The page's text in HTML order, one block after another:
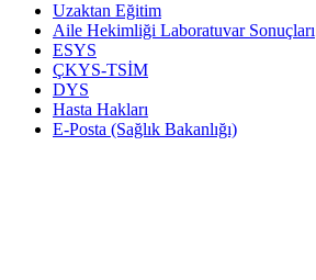
Uzaktan Eğitim
Aile Hekimliği Laboratuvar Sonuçları
ESYS
ÇKYS-TSİM
DYS
Hasta Hakları
E-Posta (Sağlık Bakanlığı)